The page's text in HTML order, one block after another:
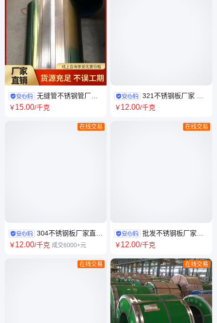
无缝管不锈钢管厂家
大小口径可选 拉伸、冲压、激
￥15.00/千克
在线交易
304不锈钢板厂家直供
厚度0.3mm 名称防腐板 加工定
￥12.00/千克 成交6000+元
在线交易
321不锈钢板厂家 产
地t太钢 发货快 众诚不锈钢厂家
￥12.00/千克
在线交易
批发不锈钢板厂家直
供 配送服务配送到厂 耐高温 表
￥12.00/千克
在线交易